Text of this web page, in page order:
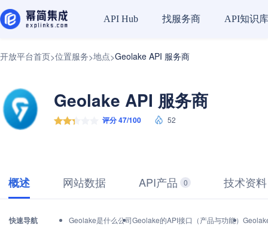
API Hub 找服务商 API知识库
开放平台首页>位置服务>地点>Geolake API 服务商
Geolake API 服务商
评分 47/100 52
概述 网站数据 API产品 0 技术资料
快速导航 Geolake是什么公司Geolake的API接口（产品与功能）